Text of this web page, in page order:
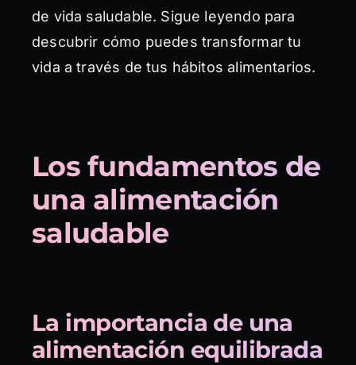
de vida saludable. Sigue leyendo para
descubrir cómo puedes transformar tu
vida a través de tus hábitos alimentarios.
Los fundamentos de
una alimentación
saludable
La importancia de una
alimentación equilibrada